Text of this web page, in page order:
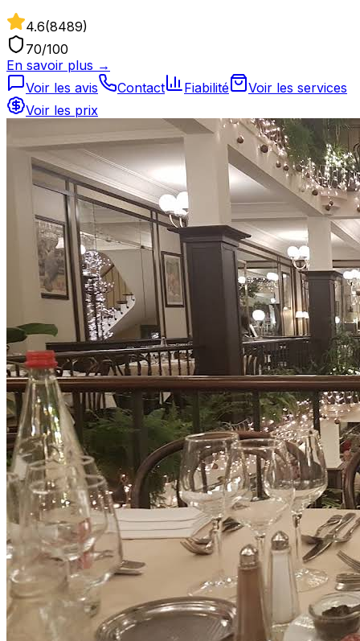
4.6(8489)
70/100
En savoir plus →
Voir les avis
Contact Fiabilité
Voir les services
Voir les prix